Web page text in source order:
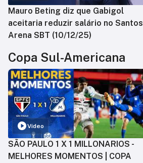
Mauro Beting diz que Gabigol
aceitaria reduzir salário no Santos |
Arena SBT (10/12/25)
Copa Sul-Americana
Vídeo
SÃO PAULO 1 X 1 MILLONARIOS -
MELHORES MOMENTOS | COPA